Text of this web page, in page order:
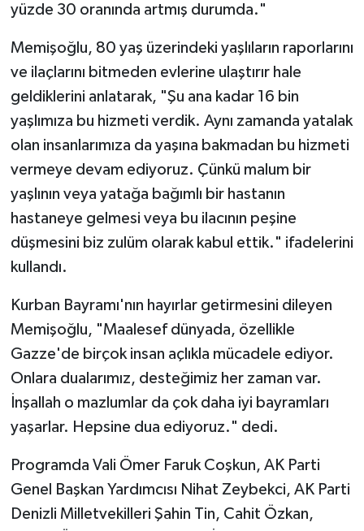
yüzde 30 oranında artmış durumda."
Memişoğlu, 80 yaş üzerindeki yaşlıların raporlarını
ve ilaçlarını bitmeden evlerine ulaştırır hale
geldiklerini anlatarak, "Şu ana kadar 16 bin
yaşlımıza bu hizmeti verdik. Aynı zamanda yatalak
olan insanlarımıza da yaşına bakmadan bu hizmeti
vermeye devam ediyoruz. Çünkü malum bir
yaşlının veya yatağa bağımlı bir hastanın
hastaneye gelmesi veya bu ilacının peşine
düşmesini biz zulüm olarak kabul ettik." ifadelerini
kullandı.
Kurban Bayramı'nın hayırlar getirmesini dileyen
Memişoğlu, "Maalesef dünyada, özellikle
Gazze'de birçok insan açlıkla mücadele ediyor.
Onlara dualarımız, desteğimiz her zaman var.
İnşallah o mazlumlar da çok daha iyi bayramları
yaşarlar. Hepsine dua ediyoruz." dedi.
Programda Vali Ömer Faruk Coşkun, AK Parti
Genel Başkan Yardımcısı Nihat Zeybekci, AK Parti
Denizli Milletvekilleri Şahin Tin, Cahit Özkan,